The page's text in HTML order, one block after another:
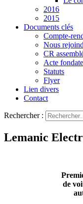
2016
2015
Documents clés
Compte-
Nous
CR
Acte
Statuts
Flyer
Lien divers
Contact
Rechercher :
Lemanic
de